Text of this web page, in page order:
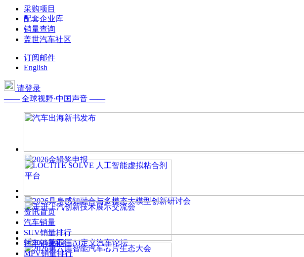
采购项目
配套企业库
销量查询
盖世汽车社区
订阅邮件
English
请登录
—— 全球视野·中国声音 ——
资讯首页
汽车销量
SUV销量排行
轿车销量排行
MPV销量排行